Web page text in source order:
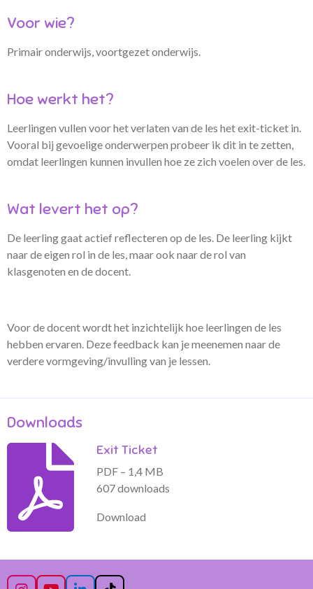
Voor wie?
Primair onderwijs, voortgezet onderwijs.
Hoe werkt het?
Leerlingen vullen voor het verlaten van de les het exit-ticket in.
Vooral bij gevoelige onderwerpen probeer ik dit in te zetten,
omdat leerlingen kunnen invullen hoe ze zich voelen over de les.
Wat levert het op?
De leerling gaat actief reflecteren op de les. De leerling kijkt
naar de eigen rol in de les, maar ook naar de rol van
klasgenoten en de docent.
Voor de docent wordt het inzichtelijk hoe leerlingen de les
hebben ervaren. Deze feedback kan je meenemen naar de
verdere vormgeving/invulling van je lessen.
Downloads
Exit Ticket
PDF – 1,4 MB
607 downloads
Download